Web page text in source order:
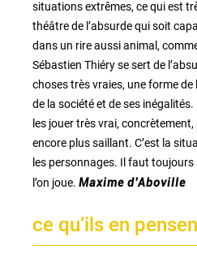
situations extrêmes, ce qui est
théâtre de l’absurde qui soit
dans un rire aussi animal,
Sébastien Thiéry se sert de
choses très vraies, une forme
de la société et de ses
les jouer très vrai,
encore plus saillant. C’est la
les personnages. Il faut
l’on joue. Maxime d’Aboville
ce qu’ils en